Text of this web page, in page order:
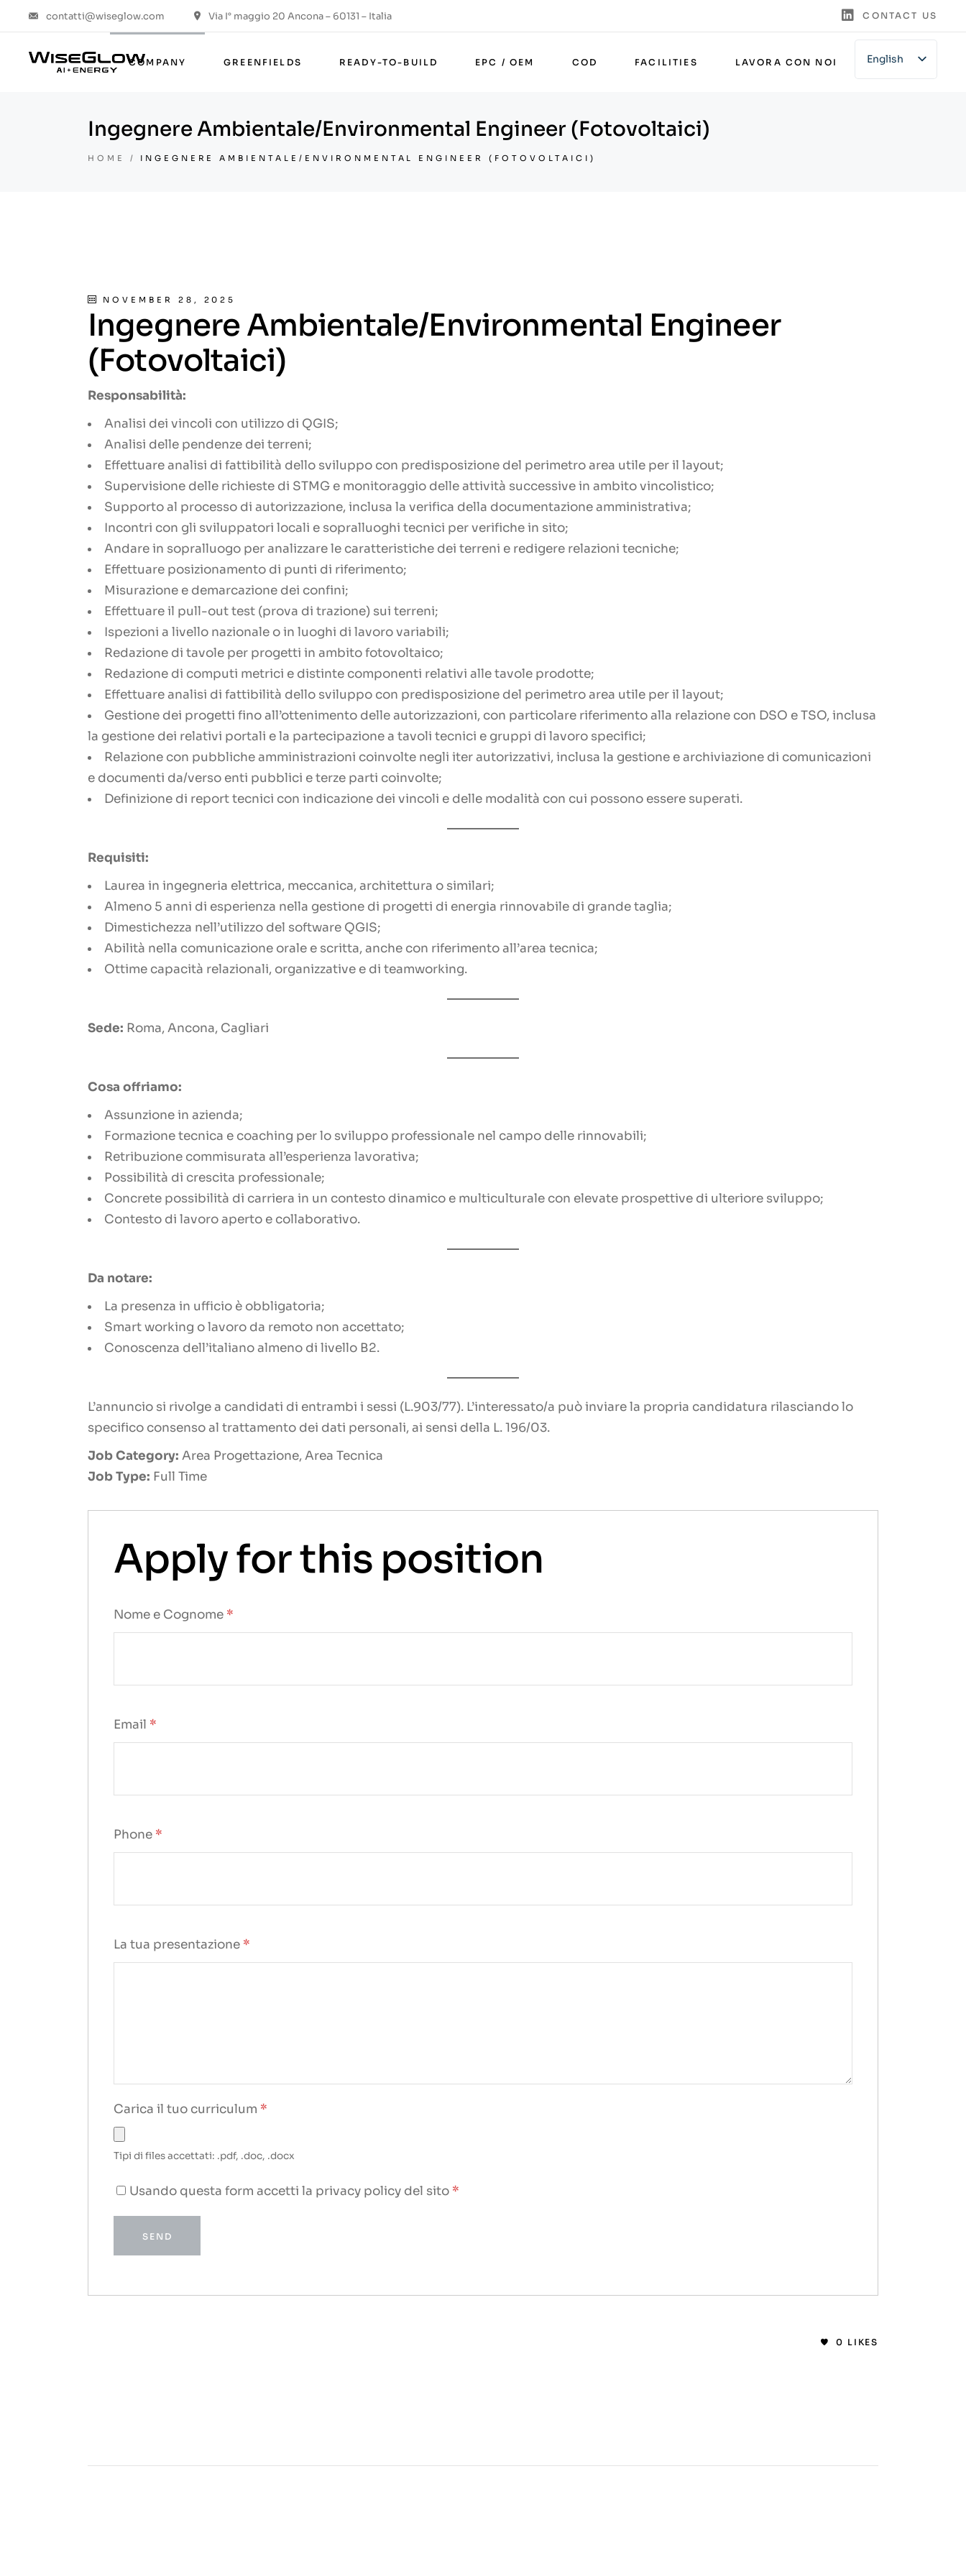
contatti@wiseglow.com Via I° maggio 20 Ancona – 60131 – Italia CONTACT US
COMPANY
Who we are
GREENFIELDS READY-TO-BUILD EPC / OEM COD FACILITIES LAVORA CON NOI
English
Italian
Who we are
Values & ESG
Ingegnere Ambientale/Environmental Engineer (Fotovoltaici)
HOME INGEGNERE AMBIENTALE/ENVIRONMENTAL ENGINEER (FOTOVOLTAICI)
NOVEMBER 28, 2025
Ingegnere Ambientale/Environmental Engineer
(Fotovoltaici)
Responsabilità:
Analisi dei vincoli con utilizzo di QGIS;
Analisi delle pendenze dei terreni;
Effettuare analisi di fattibilità dello sviluppo con predisposizione del perimetro area utile per il layout;
Supervisione delle richieste di STMG e monitoraggio delle attività successive in ambito vincolistico;
Supporto al processo di autorizzazione, inclusa la verifica della documentazione amministrativa;
Incontri con gli sviluppatori locali e sopralluoghi tecnici per verifiche in sito;
Andare in sopralluogo per analizzare le caratteristiche dei terreni e redigere relazioni tecniche;
Effettuare posizionamento di punti di riferimento;
Misurazione e demarcazione dei confini;
Effettuare il pull-out test (prova di trazione) sui terreni;
Ispezioni a livello nazionale o in luoghi di lavoro variabili;
Redazione di tavole per progetti in ambito fotovoltaico;
Redazione di computi metrici e distinte componenti relativi alle tavole prodotte;
Effettuare analisi di fattibilità dello sviluppo con predisposizione del perimetro area utile per il layout;
Gestione dei progetti fino all’ottenimento delle autorizzazioni, con particolare riferimento alla relazione con DSO e TSO, inclusa
la gestione dei relativi portali e la partecipazione a tavoli tecnici e gruppi di lavoro specifici;
Relazione con pubbliche amministrazioni coinvolte negli iter autorizzativi, inclusa la gestione e archiviazione di comunicazioni
e documenti da/verso enti pubblici e terze parti coinvolte;
Definizione di report tecnici con indicazione dei vincoli e delle modalità con cui possono essere superati.
Requisiti:
Laurea in ingegneria elettrica, meccanica, architettura o similari;
Almeno 5 anni di esperienza nella gestione di progetti di energia rinnovabile di grande taglia;
Dimestichezza nell’utilizzo del software QGIS;
Abilità nella comunicazione orale e scritta, anche con riferimento all’area tecnica;
Ottime capacità relazionali, organizzative e di teamworking.
Sede: Roma, Ancona, Cagliari
Cosa offriamo:
Assunzione in azienda;
Formazione tecnica e coaching per lo sviluppo professionale nel campo delle rinnovabili;
Retribuzione commisurata all’esperienza lavorativa;
Possibilità di crescita professionale;
Concrete possibilità di carriera in un contesto dinamico e multiculturale con elevate prospettive di ulteriore sviluppo;
Contesto di lavoro aperto e collaborativo.
Da notare:
La presenza in ufficio è obbligatoria;
Smart working o lavoro da remoto non accettato;
Conoscenza dell’italiano almeno di livello B2.
L’annuncio si rivolge a candidati di entrambi i sessi (L.903/77). L’interessato/a può inviare la propria candidatura rilasciando lo
specifico consenso al trattamento dei dati personali, ai sensi della L. 196/03.
Job Category: Area Progettazione Area Tecnica
Job Type: Full Time
Apply for this position
Nome e Cognome *
Email *
Phone *
La tua presentazione *
Carica il tuo curriculum *
Tipi di files accettati: .pdf, .doc, .docx
Usando questa form accetti la privacy policy del sito *
0 LIKES